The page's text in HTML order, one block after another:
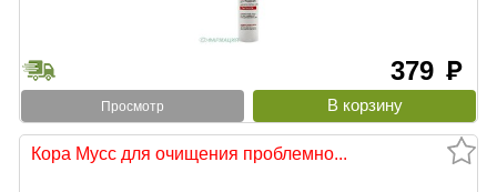
379 руб
Просмотр
Кора Мусс для очищения проблемно...